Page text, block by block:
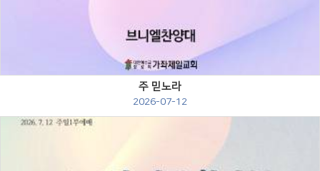
주 믿노라
2026-07-12